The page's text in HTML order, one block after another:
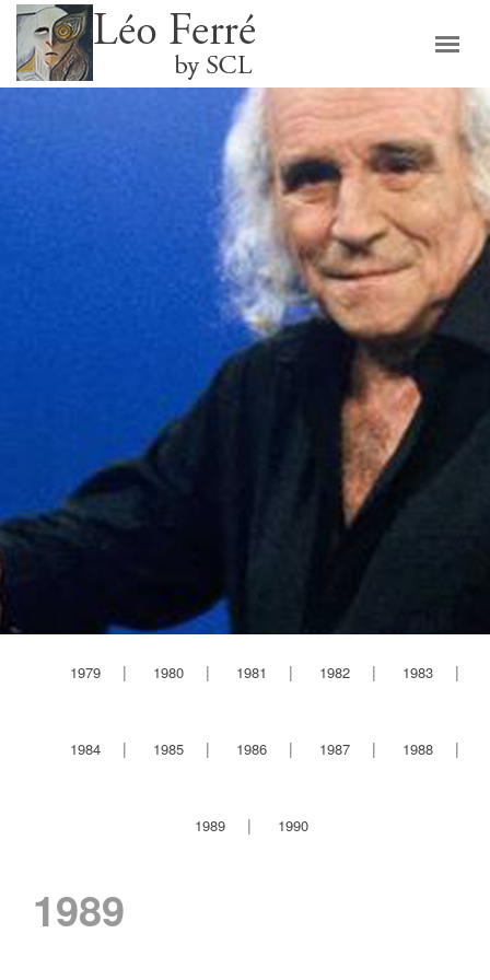
1979 1980 1981 1982 1983
1984 1985 1986 1987 1988
1989 1990
1989